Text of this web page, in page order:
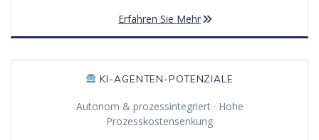
Erfahren Sie Mehr
KI-AGENTEN-POTENZIALE
Autonom & prozessintegriert · Hohe
Prozesskostensenkung